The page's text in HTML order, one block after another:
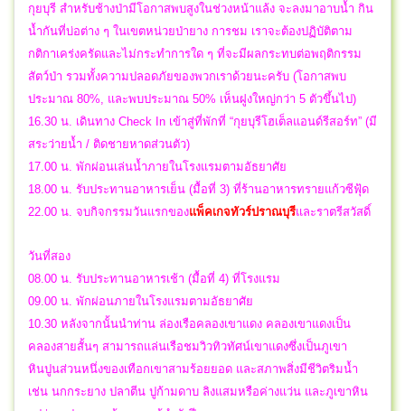
กุยบุรี สำหรับช้างป่ามีโอกาสพบสูงในช่วงหน้าแล้ง จะลงมาอาบน้ำ กิน
น้ำกันที่บ่อต่าง ๆ ในเขตหน่วยป่ายาง การชม เราจะต้องปฏิบัติตาม
กติกาเคร่งครัดและไม่กระทำการใด ๆ ที่จะมีผลกระทบต่อพฤติกรรม
สัตว์ป่า รวมทั้งความปลอดภัยของพวกเราด้วยนะครับ (โอกาสพบ
ประมาณ 80%, และพบประมาณ 50% เห็นฝูงใหญ่กว่า 5 ตัวขึ้นไป)
16.30 น. เดินทาง Check In เข้าสู่ที่พักที่ “กุยบุรีโฮเต็ลแอนด์รีสอร์ท” (มี
สระว่ายน้ำ / ติดชายหาดส่วนตัว)
17.00 น. พักผ่อนเล่นน้ำภายในโรงแรมตามอัธยาศัย
18.00 น. รับประทานอาหารเย็น (มื้อที่ 3) ที่ร้านอาหารทรายแก้วซีฟุ้ด
22.00 น. จบกิจกรรมวันแรกของแพ็คเกจทัวร์ปราณบุรีและราตรีสวัสดิ์
วันที่สอง
08.00 น. รับประทานอาหารเช้า (มื้อที่ 4) ที่โรงแรม
09.00 น. พักผ่อนภายในโรงแรมตามอัธยาศัย
10.30 หลังจากนั้นนำท่าน ล่องเรือคลองเขาแดง คลองเขาแดงเป็น
คลองสายสั้นๆ สามารถแล่นเรือชมวิวทิวทัศน์เขาแดงซึ่งเป็นภูเขา
หินปูนส่วนหนึ่งของเทือกเขาสามร้อยยอด และสภาพสิ่งมีชีวิตริมน้ำ
เช่น นกกระยาง ปลาตีน ปูก้ามดาบ ลิงแสมหรือค่างแว่น และภูเขาหิน